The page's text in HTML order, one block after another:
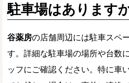
駐車場はあります
谷薬房の店舗周辺には駐車スペ
す。詳細な駐車場の場所や台数
ッフにご確認ください。特に車